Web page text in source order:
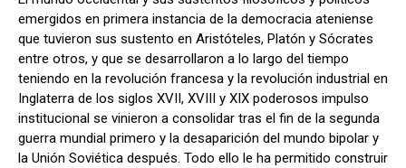
emergidos en primera instancia de la democracia ateniense
que tuvieron sus sustento en Aristóteles, Platón y Sócrates
entre otros, y que se desarrollaron a lo largo del tiempo
teniendo en la revolución francesa y la revolución industrial en
Inglaterra de los siglos XVII, XVIII y XIX poderosos impulso
institucional se vinieron a consolidar tras el fin de la segunda
guerra mundial primero y la desaparición del mundo bipolar y
la Unión Soviética después. Todo ello le ha permitido construir